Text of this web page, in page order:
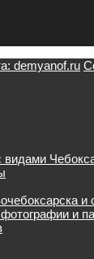
demyanof.ru
видами
и
и